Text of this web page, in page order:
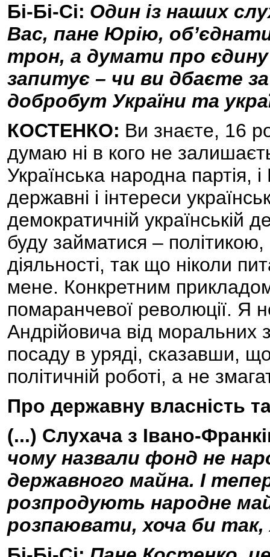
Бі-Бі-Сі: Один із наших
Вас, пане Юрію,
трон, а думати про єдину
запитує – чи ви дбаєте
добробут України та
КОСТЕНКО: Ви знаєте, 16
думаю ні в кого не
Українська народна партія,
державні і інтереси
демократичній українській
буду займатися –
діяльності, так що ніколи
мене. Конкретним прикладом
помаранчевої революції. Я
Андрійовича від моральних
посаду в уряді, сказавши,
політичній роботі, а не
Про державну власність
(...) Слухача з Івано-
чому назвали фонд не
державного майна. І
розпродують народне
розпаювати, хоча би так,